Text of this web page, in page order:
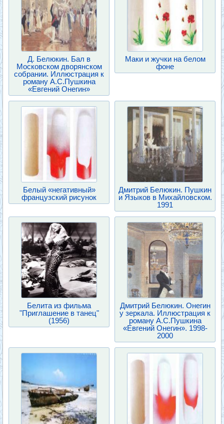
Д. Белюкин. Бал в
Московском дворянском
собрании. Иллюстрация к
роману А.С.Пушкина
«Евгений Онегин»
Маки и жучки на белом
фоне
Белый «негативный»
французский рисунок
Дмитрий Белюкин. Пушкин
и Языков в Михайловском.
1991
Белита из фильма
"Приглашение в танец"
(1956)
Дмитрий Белюкин. Онегин
у зеркала. Иллюстрация к
роману А.С.Пушкина
«Евгений Онегин». 1998-
2000